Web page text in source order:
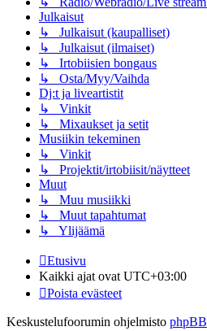
Julkaisut
↳ Julkaisut (kaupalliset)
↳ Julkaisut (ilmaiset)
↳ Irtobiisien bongaus
↳ Osta/Myy/Vaihda
Dj:t ja liveartistit
↳ Vinkit
↳ Mixaukset ja setit
Musiikin tekeminen
↳ Vinkit
↳ Projektit/irtobiisit/näytteet
Muut
↳ Muu musiikki
↳ Muut tapahtumat
↳ Ylijäämä
Etusivu
Kaikki ajat ovatUTC+03:00
Poista evästeet
Keskustelufoorumin ohjelmisto phpBB